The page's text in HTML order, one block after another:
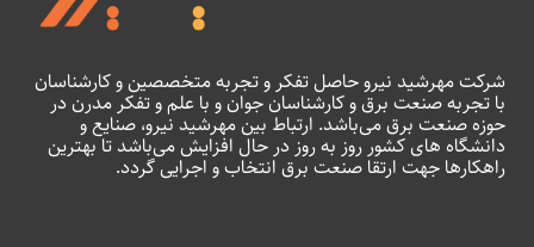
شرکت مهرشید نیرو حاصل تفکر و تجربه متخصصین و کارشناسان
با تجربه صنعت برق و کارشناسان جوان و با علم و تفکر مدرن در
حوزه صنعت برق می‌باشد. ارتباط بین مهرشید نیرو، صنایع و
دانشگاه های کشور روز به روز در حال افزایش می‌باشد تا بهترین
راهکارها جهت ارتقا صنعت برق انتخاب و اجرایی گردد.